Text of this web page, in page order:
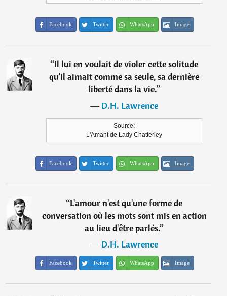
Facebook Twitter WhatsApp Image
“Il lui en voulait de violer cette solitude
qu'il aimait comme sa seule, sa dernière
liberté dans la vie.”
―D.H. Lawrence
Source:
L'Amant de Lady Chatterley
Facebook Twitter WhatsApp Image
“L'amour n'est qu'une forme de
conversation où les mots sont mis en action
au lieu d'être parlés.”
―D.H. Lawrence
Facebook Twitter WhatsApp Image